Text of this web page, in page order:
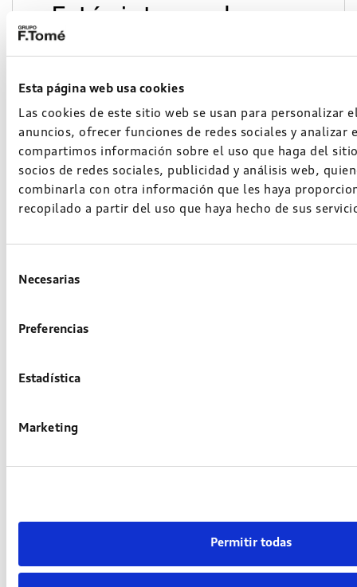
Esta página web usa cookies
Las cookies de este sitio web se usan para personalizar
anuncios, ofrecer funciones de redes sociales y analizar
compartimos información sobre el uso que haga del
socios de redes sociales, publicidad y análisis web,
combinarla con otra información que les haya
recopilado a partir del uso que haya hecho de sus
deNecesarias
Preferencias
Estadística
Marketing
Permitir todas
¿Estás interesado
¡Escríbenos!
*He leído y acepto las condiciones
gestionar mi consulta o petición.
Enviar
Otros servicios a tu